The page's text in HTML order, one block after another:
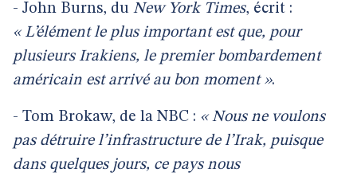
- John Burns, du New York Times, écrit :
« L’élément le plus important est que, pour
plusieurs Irakiens, le premier bombardement
américain est arrivé au bon moment ».
- Tom Brokaw, de la NBC : « Nous ne voulons
pas détruire l’infrastructure de l’Irak, puisque
dans quelques jours, ce pays nous